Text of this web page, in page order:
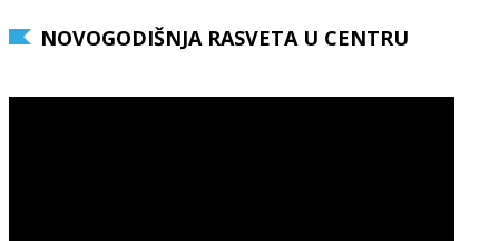
NOVOGODIŠNJA RASVETA U CENTRU